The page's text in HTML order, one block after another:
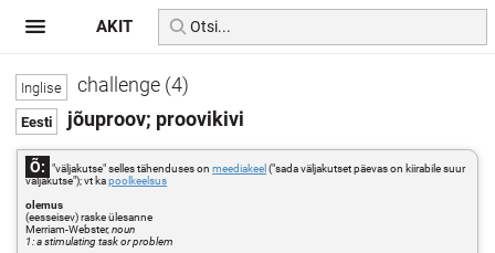
challenge (4)
jõuproov; proovikivi
Õ: "väljakutse" selles tähenduses onmeediakeel ("sada väljakutset päevas on kiirabile suur
väljakutse"); vt kapoolkeelsus
olemus
(eesseisev) raske ülesanne
Merriam-Webster,noun
1: a stimulating task or problem
AKIT